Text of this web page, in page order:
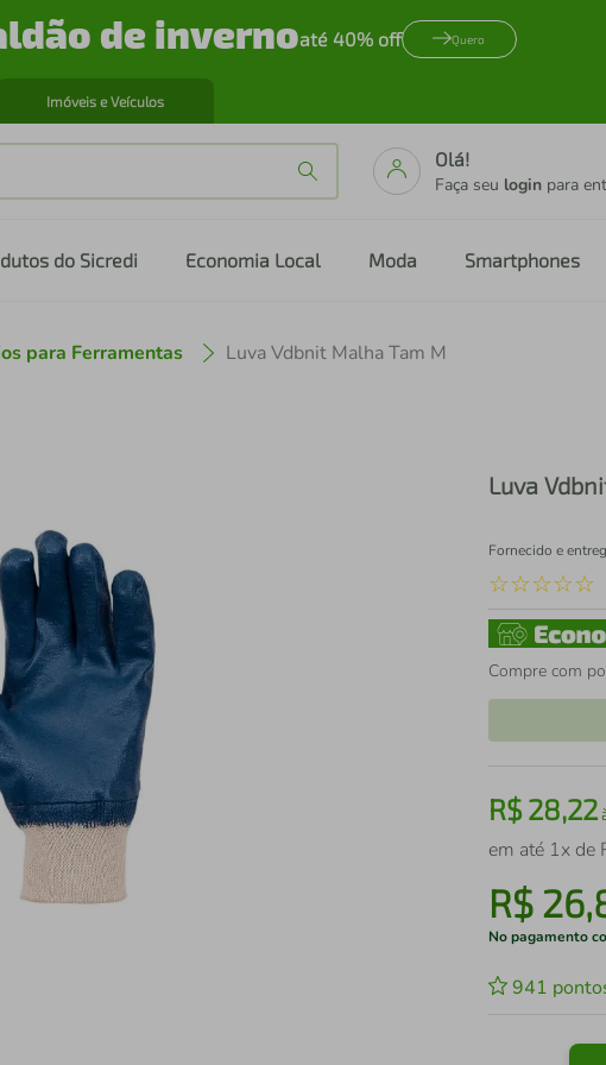
de invernoaté 40% off Quero
Imóveis e Veículos
Olá!
Faça seu login para
do Sicredi Economia Local Moda Smartphones
para Ferramentas Luva Vdbnit Malha Tam M
Luva
Fornecido e
☆☆☆☆☆
Compre com
R$28,22
em até 1x de
R$ 26,
No pagamento
941